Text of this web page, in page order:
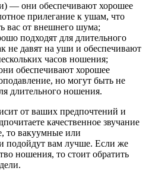
— они обеспечивают хорошее
прилегание к ушам, что
вас от внешнего шума;
подходят для длительного
не давят на уши и обеспечивают
часов ношения;
обеспечивают хорошее
но могут быть не
длительного ношения.
от ваших предпочтений и
качественное звучание
то вакуумные или
подойдут вам лучше. Если же
ношения, то стоит обратить